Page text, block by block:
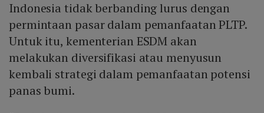
Indonesia tidak berbanding lurus dengan
permintaan pasar dalam pemanfaatan PLTP.
Untuk itu, kementerian ESDM akan
melakukan diversifikasi atau menyusun
kembali strategi dalam pemanfaatan potensi
panas bumi.